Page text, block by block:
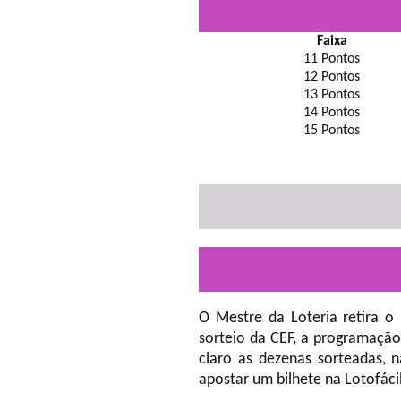
Faixa
11 Pontos
12 Pontos
13 Pontos
14 Pontos
15 Pontos
O Mestre da Loteria retira o
sorteio da CEF, a
claro as dezenas sorteadas,
apostar um bilhete na